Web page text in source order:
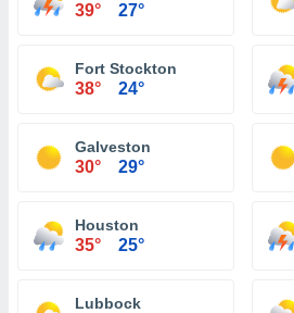
39° 27°
Fort Stockton
38° 24°
Galveston
30° 29°
Houston
35° 25°
Lubbock